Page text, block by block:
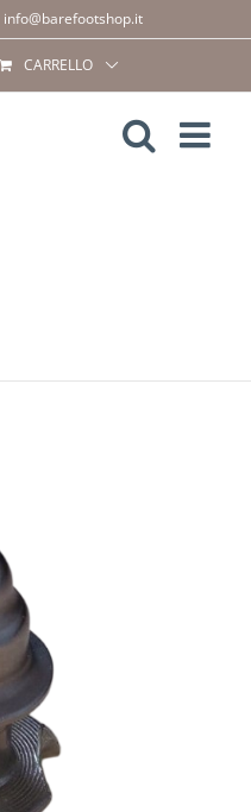
info@barefootshop.it
CARRELLO